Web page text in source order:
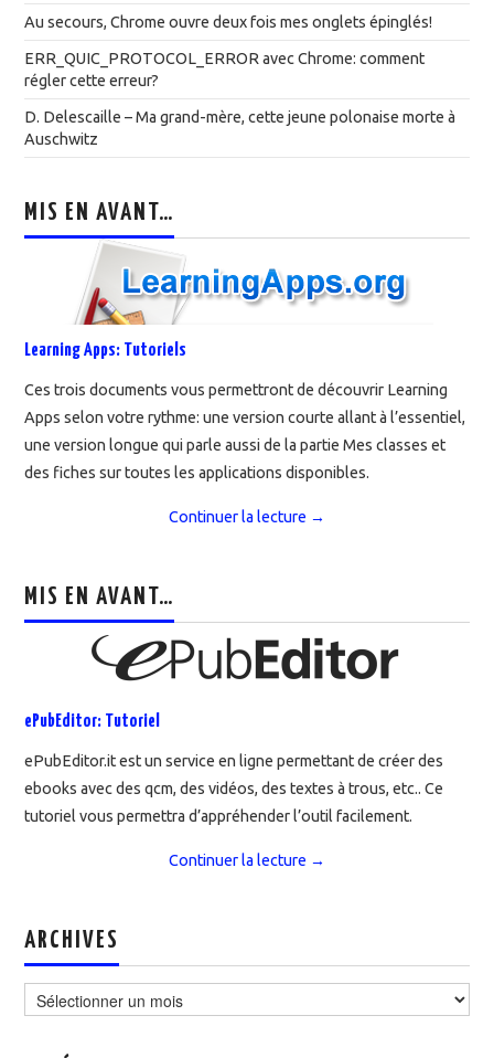
Au secours, Chrome ouvre deux fois mes onglets épinglés!
ERR_QUIC_PROTOCOL_ERROR avec Chrome: comment
régler cette erreur?
D. Delescaille – Ma grand-mère, cette jeune polonaise morte à
Auschwitz
MIS EN AVANT…
Learning Apps: Tutoriels
Ces trois documents vous permettront de découvrir Learning
Apps selon votre rythme: une version courte allant à l’essentiel,
une version longue qui parle aussi de la partie Mes classes et
des fiches sur toutes les applications disponibles.
Continuer la lecture →
MIS EN AVANT…
ePubEditor: Tutoriel
ePubEditor.it est un service en ligne permettant de créer des
ebooks avec des qcm, des vidéos, des textes à trous, etc.. Ce
tutoriel vous permettra d’appréhender l’outil facilement.
Continuer la lecture →
ARCHIVES